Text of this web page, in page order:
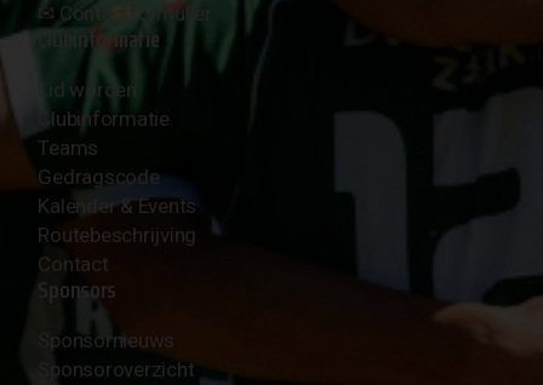
✉︎ Contactformulier
Clubinformatie
Lid worden
Clubinformatie
Teams
Gedragscode
Kalender & Events
Routebeschrijving
Contact
Sponsors
Sponsornieuws
Sponsoroverzicht